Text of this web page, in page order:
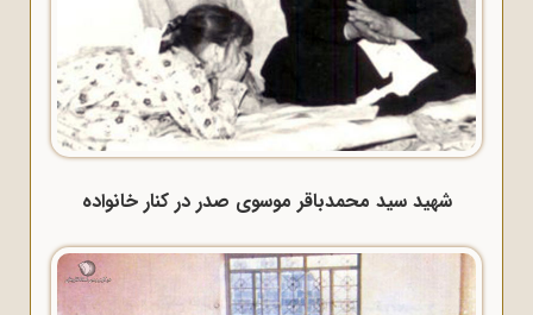
شهید سید محمدباقر موسوی صدر در کنار خانواده